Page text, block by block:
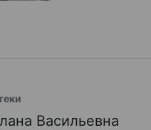
Васильевна